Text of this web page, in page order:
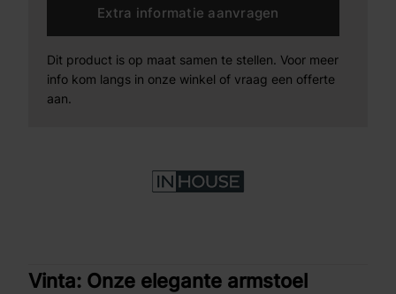
Extra informatie aanvragen
Dit product is op maat samen te stellen. Voor meer
info kom langs in onze winkel of vraag een offerte
aan.
Vinta: Onze elegante armstoel